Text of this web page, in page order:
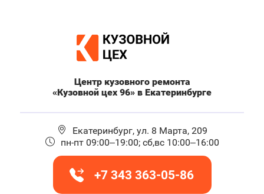
Центр кузовного ремонта
«Кузовной цех 96» в Екатеринбурге
Екатеринбург, ул. 8 Марта, 209
пн-пт 09:00–19:00; сб,вс 10:00–16:00
+7 343 363-05-86